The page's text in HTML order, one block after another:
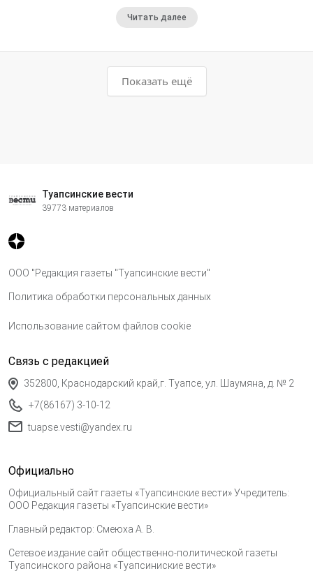
Читать далее
Показать ещё
Туапсинские вести
39773 материалов
ООО "Редакция газеты "Туапсинские вести"
Политика обработки персональных данных
Использование сайтом файлов cookie
Связь с редакцией
352800, Краснодарский край,г. Туапсе, ул. Шаумяна, д. № 2
+7(86167) 3-10-12
tuapse.vesti@yandex.ru
Официально
Официальный сайт газеты «Туапсинские вести» Учредитель:
ООО Редакция газеты «Туапсинские вести»
Главный редактор: Смеюха А. В.
Сетевое издание сайт общественно-политической газеты
Туапсинского района «Туапсиниские вести»